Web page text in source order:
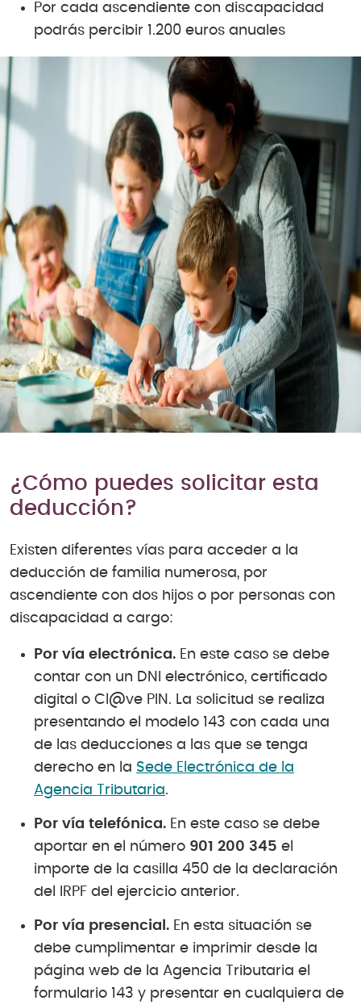
Por cada ascendiente con discapacidad
podrás percibir 1.200 euros anuales
¿Cómo puedes solicitar esta
deducción?
Existen diferentes vías para acceder a la
deducción de familia numerosa, por
ascendiente con dos hijos o por personas con
discapacidad a cargo:
Por vía electrónica. En este caso se debe
contar con un DNI electrónico, certificado
digital o Cl@ve PIN. La solicitud se realiza
presentando el modelo 143 con cada una
de las deducciones a las que se tenga
derecho en la Sede Electrónica de la
Agencia Tributaria.
Por vía telefónica. En este caso se debe
aportar en el número 901 200 345 el
importe de la casilla 450 de la declaración
del IRPF del ejercicio anterior.
Por vía presencial. En esta situación se
debe cumplimentar e imprimir desde la
página web de la Agencia Tributaria el
formulario 143 y presentar en cualquiera de